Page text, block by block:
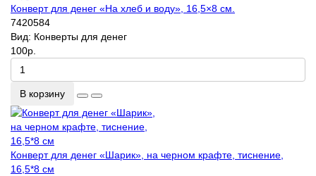
Конверт для денег «На хлеб и воду», 16,5×8 см.
7420584
Вид: Конверты для денег
100р.
В корзину
Конверт для денег «Шарик», на черном крафте, тиснение,
16,5*8 см